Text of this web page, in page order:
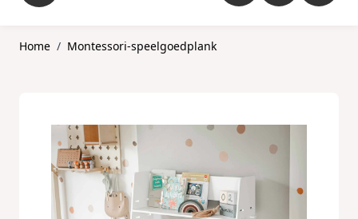
Home / Montessori-speelgoedplank